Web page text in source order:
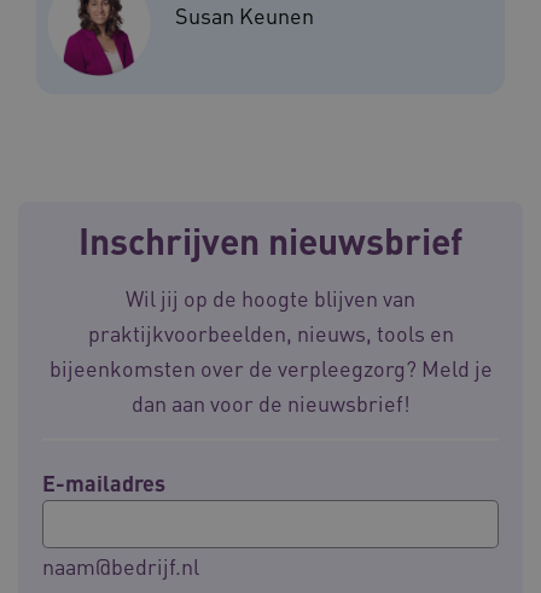
Susan Keunen
Inschrijven nieuwsbrief
Wil jij op de hoogte blijven van
praktijkvoorbeelden, nieuws, tools en
bijeenkomsten over de verpleegzorg? Meld je
dan aan voor de nieuwsbrief!
E-mailadres
naam@bedrijf.nl
m906.waardigheidentrots.nl